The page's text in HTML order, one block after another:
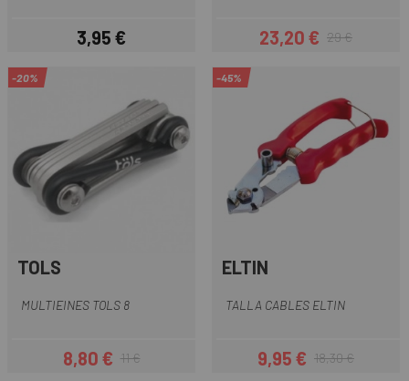
Preu
3,95 € Preu
23,20 €Preu regular
29 €
-20%
TOLS
MULTIEINES TOLS 8
Preu
8,80 €Preu regular
11 €
-45%
ELTIN
TALLA CABLES ELTIN
Preu
9,95 €Preu regular
18,30 €